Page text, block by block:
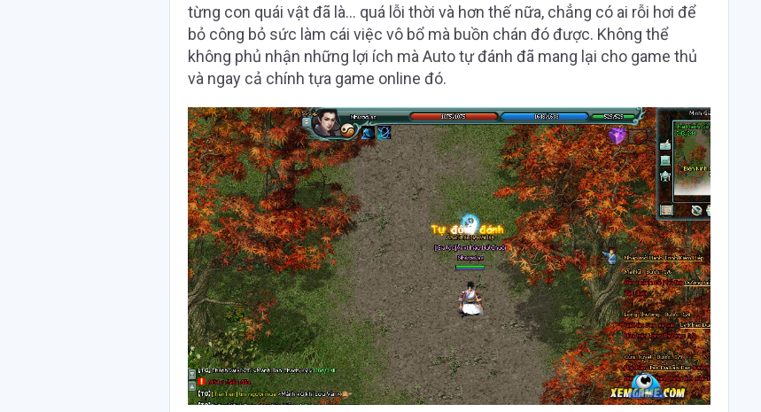
từng con quái vật đã là… quá lỗi thời và hơn thế nữa, chẳng có ai rỗi hơi để
bỏ công bỏ sức làm cái việc vô bổ mà buồn chán đó được. Không thể
không phủ nhận những lợi ích mà Auto tự đánh đã mang lại cho game thủ
và ngay cả chính tựa game online đó.